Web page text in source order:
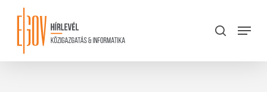
content
search
Menu
Close